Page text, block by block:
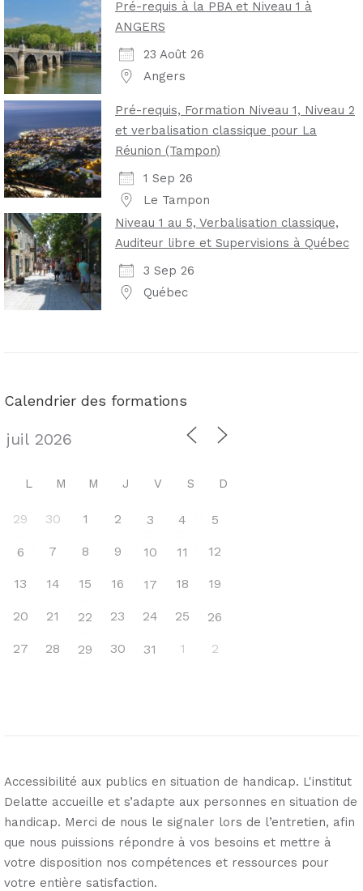
Pré-requis à la PBA et Niveau 1 à
ANGERS
23 Août 26
Angers
Pré-requis, Formation Niveau 1, Niveau 2
et verbalisation classique pour La
Réunion (Tampon)
1 Sep 26
Le Tampon
Niveau 1 au 5, Verbalisation classique,
Auditeur libre et Supervisions à Québec
3 Sep 26
Québec
Calendrier des formations
L M M J V S D
29 30 1 2 3 4 5
6 7 8 9 10 11 12
13 14 15 16 17 18 19
20 21 22 23 24 25 26
27 28 29 30 31 1 2
Accessibilité aux publics en situation de handicap. L'institut
Delatte accueille et s’adapte aux personnes en situation de
handicap. Merci de nous le signaler lors de l’entretien, afin
que nous puissions répondre à vos besoins et mettre à
votre disposition nos compétences et ressources pour
votre entière satisfaction.